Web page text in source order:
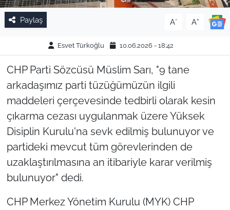
Paylaş A- A+
Esvet Türkoğlu 10.06.2026 - 18:42
CHP Parti Sözcüsü Müslim Sarı, "9 tane
arkadaşımız parti tüzüğümüzün ilgili
maddeleri çerçevesinde tedbirli olarak kesin
çıkarma cezası uygulanmak üzere Yüksek
Disiplin Kurulu'na sevk edilmiş bulunuyor ve
partideki mevcut tüm görevlerinden de
uzaklaştırılmasına an itibariyle karar verilmiş
bulunuyor" dedi.
CHP Merkez Yönetim Kurulu (MYK) CHP